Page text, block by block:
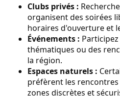
Clubs privés :
organisent des soirées
horaires d'ouverture et
Événements :
thématiques ou des
la région.
Espaces naturels :
préfèrent les rencontres
zones discrètes et